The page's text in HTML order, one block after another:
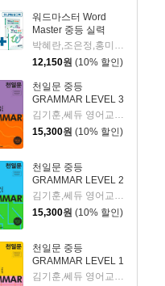
워드마스터 Word
Master 중등 실력
박혜란,조은정,홍미정 공저
12,150원 (10% 할인)
천일문 중등
GRAMMAR LEVEL 3
김기훈,쎄듀 영어교육연구센터 저
15,300원 (10% 할인)
천일문 중등
GRAMMAR LEVEL 2
김기훈,쎄듀 영어교육연구센터 저
15,300원 (10% 할인)
천일문 중등
GRAMMAR LEVEL 1
김기훈,쎄듀 영어교육연구센터 저